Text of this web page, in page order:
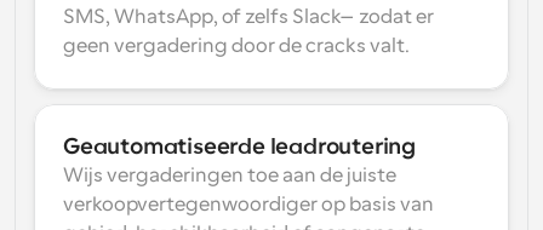
SMS, WhatsApp, of zelfs Slack—zodat er
geen vergadering door de cracks valt.
Geautomatiseerde leadroutering
Wijs vergaderingen toe aan de juiste
verkoopvertegenwoordiger op basis van